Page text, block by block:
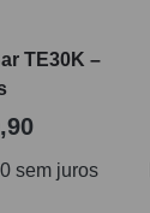
TE30K –
sem juros